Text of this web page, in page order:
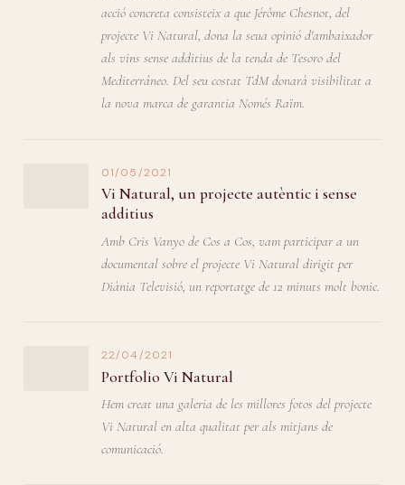
acció concreta consisteix a que Jérôme Chesnot, del
projecte Vi Natural, dona la seua opinió d'ambaixador
als vins sense additius de la tenda de Tesoro del
Mediterráneo. Del seu costat TdM donarà visibilitat a
la nova marca de garantia Només Raïm.
01/05/2021
Vi Natural, un projecte autèntic i sense
additius
Amb Cris Vanyo de Cos a Cos, vam participar a un
documental sobre el projecte Vi Natural dirigit per
Diània Televisió, un reportatge de 12 minuts molt bonic.
22/04/2021
Portfolio Vi Natural
Hem creat una galeria de les millores fotos del projecte
Vi Natural en alta qualitat per als mitjans de
comunicació.